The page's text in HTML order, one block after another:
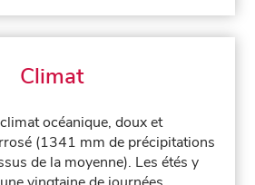
Climat
océanique, doux et
(1341 mm de précipitations
de la moyenne). Les étés y